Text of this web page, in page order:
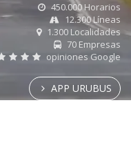
450.000 Horarios
12.300 Líneas
1.300 Localidades
70 Empresas
opiniones Google
APP URUBUS